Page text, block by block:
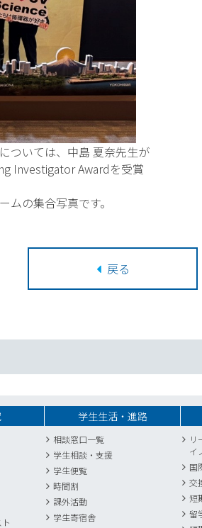
ついては、中島 夏奈先生が
Investigator Awardを受賞
の集合写真です。
戻る
学生生活・進路
相談窓口一覧
学生相談・支援
学生便覧
時間割
課外活動
学生寄宿舎
リ
イ
国
交
短
留